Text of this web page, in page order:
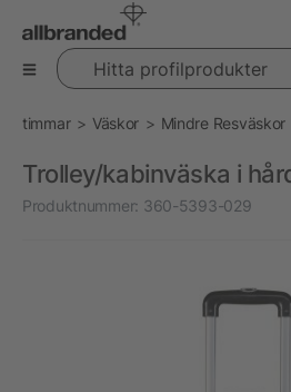
Hitta profilprodukter
timmar Väskor Mindre Resväskor
Trolley/kabinväska i
Produktnummer: 360-5393-029